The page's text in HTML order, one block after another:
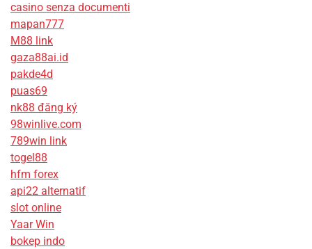
casino senza documenti
mapan777
M88 link
gaza88ai.id
pakde4d
puas69
nk88 đăng ký
98winlive.com
789win link
togel88
hfm forex
api22 alternatif
slot online
Yaar Win
bokep indo